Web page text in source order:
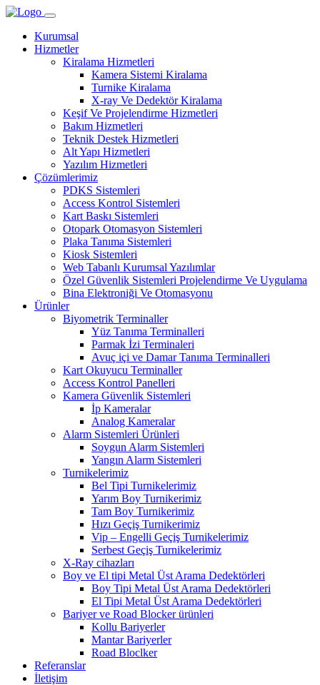
Kurumsal
Hizmetler
Kiralama Hizmetleri
Kamera Sistemi Kiralama
Turnike Kiralama
X-ray Ve Dedektör Kiralama
Keşif Ve Projelendirme Hizmetleri
Bakım Hizmetleri
Teknik Destek Hizmetleri
Alt Yapı Hizmetleri
Yazılım Hizmetleri
Çözümlerimiz
PDKS Sistemleri
Access Kontrol Sistemleri
Kart Baskı Sistemleri
Otopark Otomasyon Sistemleri
Plaka Tanıma Sistemleri
Kiosk Sistemleri
Web Tabanlı Kurumsal Yazılımlar
Özel Güvenlik Sistemleri Projelendirme Ve Uygulama
Bina Elektroniği Ve Otomasyonu
Ürünler
Biyometrik Terminaller
Yüz Tanıma Terminalleri
Parmak İzi Terminaleri
Avuç içi ve Damar Tanıma Terminalleri
Kart Okuyucu Terminaller
Access Kontrol Panelleri
Kamera Güvenlik Sistemleri
İp Kameralar
Analog Kameralar
Alarm Sistemleri Ürünleri
Soygun Alarm Sistemleri
Yangın Alarm Sistemleri
Turnikelerimiz
Bel Tipi Turnikelerimiz
Yarım Boy Turnikerimiz
Tam Boy Turnikerimiz
Hızı Geçiş Turnikerimiz
Vip – Engelli Geçiş Turnikelerimiz
Serbest Geçiş Turnikelerimiz
X-Ray cihazları
Boy ve El tipi Metal Üst Arama Dedektörleri
Boy Tipi Metal Üst Arama Dedektörleri
El Tipi Metal Üst Arama Dedektörleri
Bariyer ve Road Blocker ürünleri
Kollu Bariyerler
Mantar Bariyerler
Road Bloclker
Referanslar
İletişim